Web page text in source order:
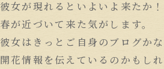
彼女が現れるといよいよ来たか！
春が近づいて来た気がします。
彼女はきっとご自身のブログか
開花情報を伝えているのかもしれ